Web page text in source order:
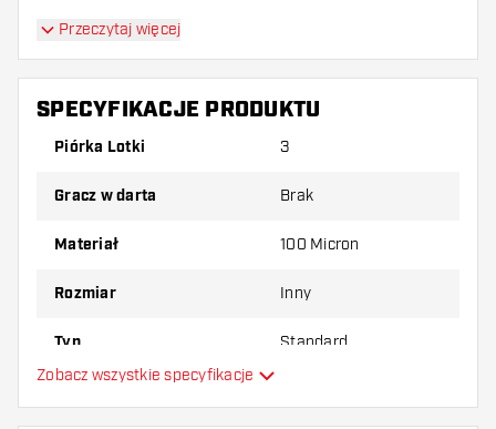
Dartshopper tip!
Upewnij się, że masz pod ręką dużo piórek i
shaftów. Mogą one zostać uszkodzone lub
Wypróbuj inny kształt, materiał lub grubość
najbardziej Ci odpowiada!
Przeczytaj więcej
SPECYFIKACJE PRODUKTU
Piórka Lotki 3
Gracz w darta Brak
Materiał 100 Micron
Rozmiar Inny
Typ Standard
Zobacz wszystkie specyfikacje